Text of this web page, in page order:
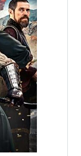
）＜未＞ 出演
＞ 出演
） 出演
未＞ 出演